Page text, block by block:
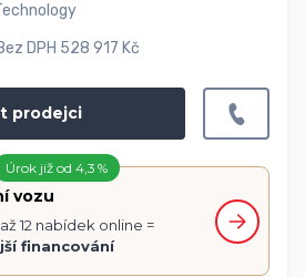
DPH 528 917 Kč
prodejci
Úrok již od 4,3 %
vozu
12 nabídek online =
financování